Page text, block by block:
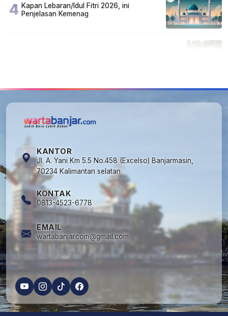
4 Kapan Lebaran/Idul Fitri 2026, ini
Penjelasan Kemenag
KANTOR
Jl. A. Yani Km 5.5 No.458 (Excelso) Banjarmasin,
70234 Kalimantan selatan
KONTAK
0813-4523-6778
EMAIL
wartabanjarcom@gmail.com